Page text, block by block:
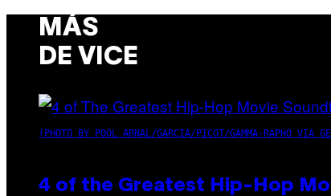
MÁS
DE VICE
(PHOTO BY POOL ARNAL/GARCIA/PICOT/GAMMA-RAPHO VIA
4 of the Greatest Hip-Hop